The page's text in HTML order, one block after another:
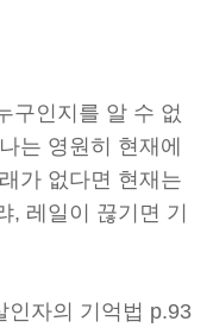
구인지를 알 수 없
는 영원히 현재에
가 없다면 현재는
, 레일이 끊기면 기
인자의 기억법 p.93